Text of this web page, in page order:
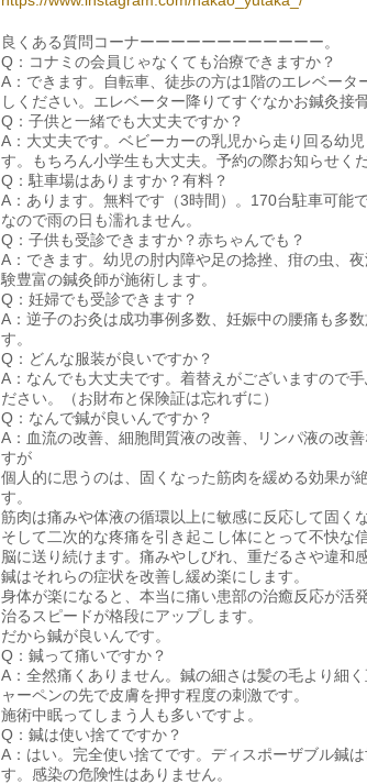
良くある質問コーナーーーーーーーーーーーー。
Q：コナミの会員じゃなくても治療できますか？
A：できます。自転車、徒歩の方は1階のエレベータ
しください。エレベーター降りてすぐなかお鍼灸接骨
Q：子供と一緒でも大丈夫ですか？
A：大丈夫です。ベビーカーの乳児から走り回る幼
す。もちろん小学生も大丈夫。予約の際お知らせくだ
Q：駐車場はありますか？有料？
A：あります。無料です（3時間）。170台駐車可能
なので雨の日も濡れません。
Q：子供も受診できますか？赤ちゃんでも？
A：できます。幼児の肘内障や足の捻挫、疳の虫、
験豊富の鍼灸師が施術します。
Q：妊婦でも受診できます？
A：逆子のお灸は成功事例多数、妊娠中の腰痛も多
す。
Q：どんな服装が良いですか？
A：なんでも大丈夫です。着替えがございますので手
ださい。（お財布と保険証は忘れずに）
Q：なんで鍼が良いんですか？
A：血流の改善、細胞間質液の改善、リンパ液の改
すが
個人的に思うのは、固くなった筋肉を緩める効果が
す。
筋肉は痛みや体液の循環以上に敏感に反応して固くな
そして二次的な疼痛を引き起こし体にとって不快な
脳に送り続けます。痛みやしびれ、重だるさや違和感
鍼はそれらの症状を改善し緩め楽にします。
身体が楽になると、本当に痛い患部の治癒反応が活
治るスピードが格段にアップします。
だから鍼が良いんです。
Q：鍼って痛いですか？
A：全然痛くありません。鍼の細さは髪の毛より細
ャーペンの先で皮膚を押す程度の刺激です。
施術中眠ってしまう人も多いですよ。
Q：鍼は使い捨てですか？
A：はい。完全使い捨てです。ディスポーザブル鍼
す。感染の危険性はありません。